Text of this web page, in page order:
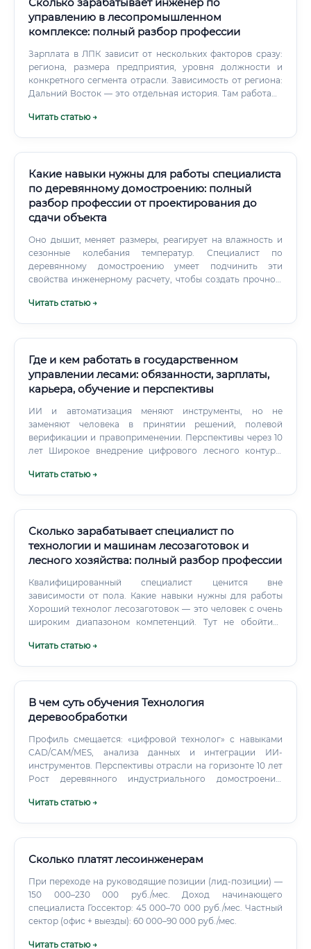
управлению в лесопромышленном
комплексе: полный разбор профессии
Зарплата в ЛПК зависит от нескольких факторов сразу:
региона, размера предприятия, уровня должности и
конкретного сегмента отрасли. Зависимость от региона:
Дальний Восток — это отдельная история. Там работают
отдалённых районах.
Читать статью →
Какие навыки нужны для работы специалиста
по деревянному домостроению: полный
разбор профессии от проектирования до
сдачи объекта
Оно дышит, меняет размеры, реагирует на влажность и
сезонные колебания температур. Специалист по
деревянному домостроению умеет подчинить эти
свойства инженерному расчету, чтобы создать прочное,
Читать статью →
Где и кем работать в государственном
управлении лесами: обязанности, зарплаты,
карьера, обучение и перспективы
ИИ и автоматизация меняют инструменты, но не
заменяют человека в принятии решений, полевой
верификации и правоприменении. Перспективы через 10
лет Широкое внедрение цифрового лесного контура:
Масштабирование углеродных проектов и экосистемных
Читать статью →
Сколько зарабатывает специалист по
технологии и машинам лесозаготовок и
лесного хозяйства: полный разбор профессии
Квалифицированный специалист ценится вне
зависимости от пола. Какие навыки нужны для работы
Хороший технолог лесозаготовок — это человек с очень
широким диапазоном компетенций. Тут не обойтись
технологическую карту.
Читать статью →
В чем суть обучения Технология
деревообработки
Профиль смещается: «цифровой технолог» с навыками
CAD/CAM/MES, анализа данных и интеграции ИИ-
инструментов. Перспективы отрасли на горизонте 10 лет
Рост деревянного индустриального домостроения:
Читать статью →
Сколько платят лесоинженерам
При переходе на руководящие позиции (лид-позиции) —
150 000–230 000 руб./мес. Доход начинающего
специалиста Госсектор: 45 000–70 000 руб./мес. Частный
сектор (офис + выезды): 60 000–90 000 руб./мес.
Читать статью →